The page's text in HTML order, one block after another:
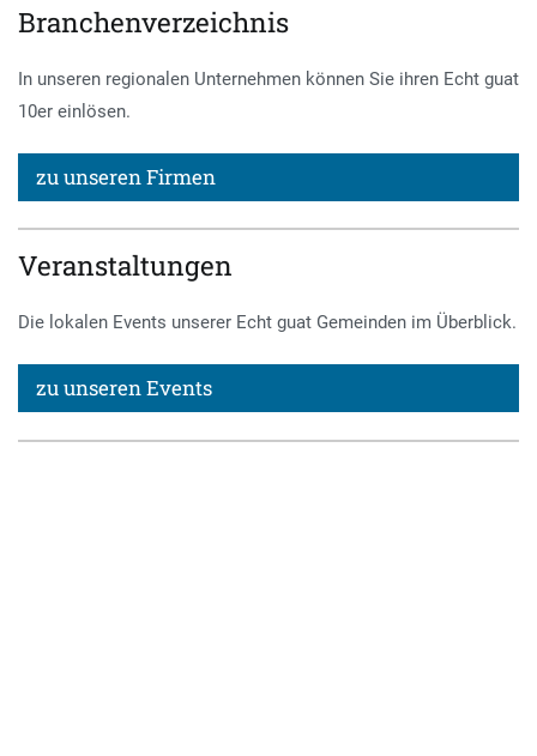
Branchenverzeichnis
In unseren regionalen Unternehmen können Sie ihren Echt guat
10er einlösen.
zu unseren Firmen
Veranstaltungen
Die lokalen Events unserer Echt guat Gemeinden im Überblick.
zu unseren Events